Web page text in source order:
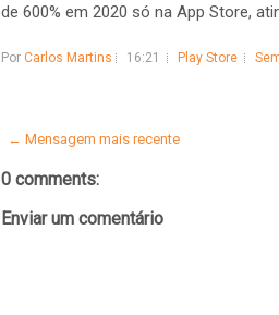
de 600% em 2020 só na App Store,
Por Carlos Martins 16:21 Play Store
← Mensagem mais recente
0 comments:
Enviar um comentário